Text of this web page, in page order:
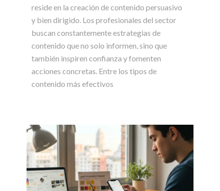
reside en la creación de contenido persuasivo
y bien dirigido. Los profesionales del sector
buscan constantemente estrategias de
contenido que no solo informen, sino que
también inspiren confianza y fomenten
acciones concretas. Entre los tipos de
contenido más efectivos